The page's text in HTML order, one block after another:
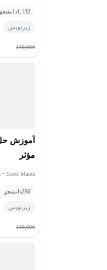
1,132دانشجو
زیرنویس
149,000
آموزش
مؤثر
• Scott Mautz
250دانشجو
زیرنویس
149,000